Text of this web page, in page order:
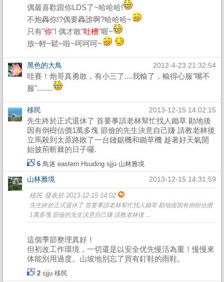
偶最喜歡跟你LDS了~哈哈哈!
不炮轟你!?偶要轟誰啊?哈哈哈~
只有"你"! 偶才敢"吐槽"喔~
放~輕~鬆~啦~呵呵呵~
黑色的大鳥 2012-4-23 21:32:54
哇賽！炮哥真勇敢，有小三了....我輸了，輸得心服"嘴不
服"........
移民 2013-12-15 14:02:15
先生終於正式退休了 首要事請老林幫忙找人鋤草 勘地後
因有倒樹估價1萬多塊 節儉的先生決意自己賺 請教老林後
立馬殺到太原路敗了一台鏈鋸機和鋤草機 趁著好天氣開
始披荊斬棘的日子囉.
6 鳥迷 eastern Hsuding sjju 山林雅境
山林雅境 2013-12-15 14:31:59
移民 發表於 2013-12-15 14:02
先生終於正式退休了 首要事請老林幫忙找人鋤草 勘地後因有倒樹估價
1萬多塊 節儉的先生決意自己賺 請教老林後 ...
這個季節整理真好！
但初改工作環境，一切還是以安全优先慢活為重！慢慢來
体能別用過度。山坡地別忘了買有釘鞋的雨鞋。
2 sjju 移民